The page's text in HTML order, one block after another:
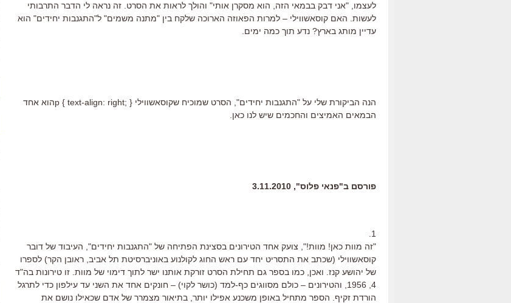
לעצמו, "אני דבק בבמאי הזה, הוא מסקרן אותי" והולך לראות את הסרט. זה נראה לי הדבר התרבותי
לעשות. האם קוסאשווילי – למרות הפאוזה הארוכה שלקח בין "מתנה משמים" ל"התגנבות יחידים" הוא
עדיין מותג בארץ? נדע תוך כמה ימים.
הנה הביקורת שלי על "התגנבות יחידים", הסרט שמוכיח שקוסאשווילי p { text-align: right; }הוא אחד
הבמאים האמיצים והחכמים שיש לנו כאן.
פורסם ב"פנאי פלוס", 3.11.2010
1.
"זה מוות כאן! מוות!", צועק אחד הטירונים בסצינת הפתיחה של "התגנבות יחידים", העיבוד של דובר
קוסאשווילי (שכתב את התסריט יחד עם ראש החוג לקולנוע באוניברסיטת תל אביב, ראובן הקר) לספרו
של יהושע קנז. ואכן, כמו בספר גם תחילת הסרט זורקת אותנו ישר לתוך דימוי של מוות. זו טירונות בה"ד
4, 1956, והטירונים – כולם מסווגים כף-למד (כושר לקוי) – חונקים אחד את השני עד עילפון כדי לתרגל
הורדת זקיף. הספר מתחיל באופן משכנע אפילו יותר, בתיאור מצמרר של אדם שכאילו נושם את